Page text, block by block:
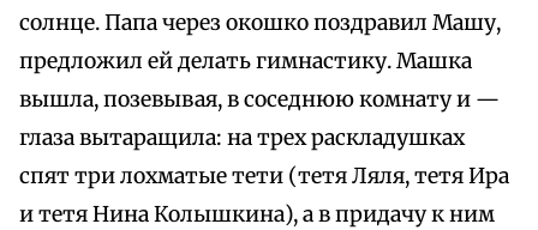
солнце. Папа через окошко поздравил Машу,
предложил ей делать гимнастику. Машка
вышла, позевывая, в соседнюю комнату и —
глаза вытаращила: на трех раскладушках
спят три лохматые тети (тетя Ляля, тетя Ира
и тетя Нина Колышкина), а в придачу к ним